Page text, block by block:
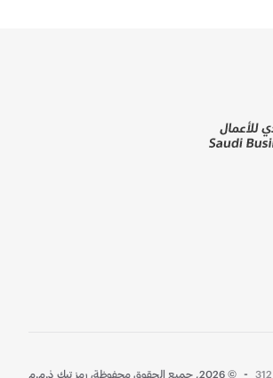
©
2026
, جميع الحقوق محفوظة، رمز تيك ذ.م.م -